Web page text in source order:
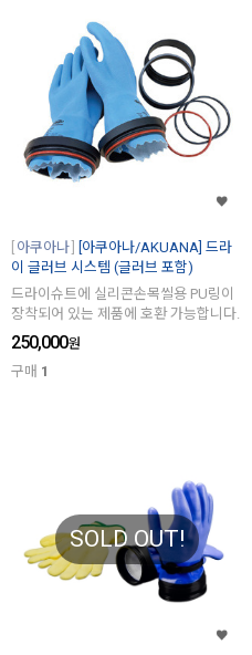
아쿠아나
[아쿠아나/AKUANA] 드라
이 글러브 시스템 (글러브 포함)
드라이슈트에 실리콘손목씰용 PU링이
장착되어 있는 제품에 호환 가능합니다.
250,000원
구매 1
SOLD OUT!